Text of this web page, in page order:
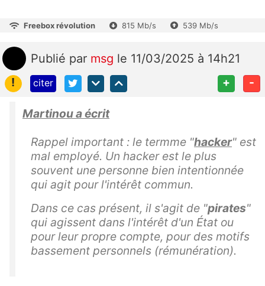
Freebox révolution 815 Mb/s 539 Mb/s
Publié par msg le 11/03/2025 à 14h21
!
citer + -
Martinou a écrit
Rappel important : le termme "hacker" est
mal employé. Un hacker est le plus
souvent une personne bien intentionnée
qui agit pour l'intérêt commun.
Dans ce cas présent, il s'agit de "pirates"
qui agissent dans l'intérêt d'un État ou
pour leur propre compte, pour des motifs
bassement personnels (rémunération).